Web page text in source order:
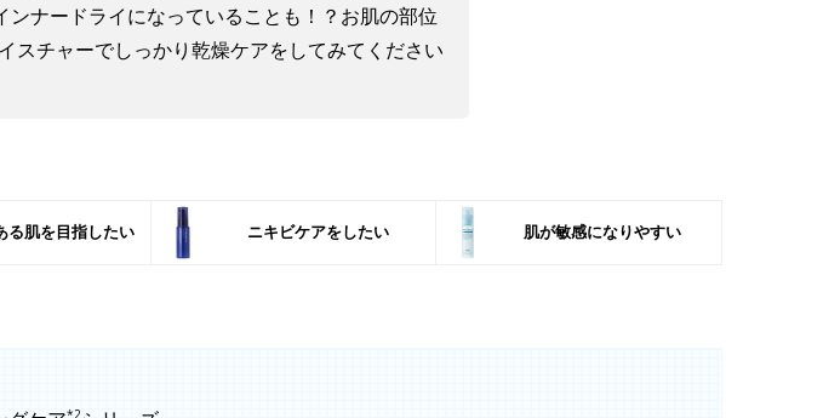
ンナードライになっていることも！？お肌の部位
スチャーでしっかり乾燥ケアをしてみてください
る肌を目指したい ニキビケアをしたい 肌が敏感になりやすい
*2